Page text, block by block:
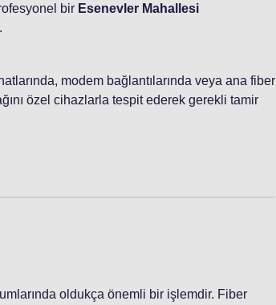
bir Esenevler Mahallesi
modem bağlantılarında veya ana fiber
özel cihazlarla tespit ederek gerekli tamir
oldukça önemli bir işlemdir. Fiber